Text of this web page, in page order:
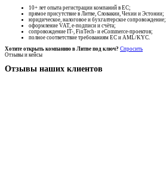
10+ лет опыта регистрации компаний в ЕС;
прямое присутствие в Литве, Словакии, Чехии и Эстонии;
юридическое, налоговое и бухгалтерское сопровождение;
оформление VAT, e-подписи и счёта;
сопровождение IT-, FinTech- и eCommerce-проектов;
полное соответствие требованиям ЕС и AML/KYC.
Хотите открыть компанию в Литве под ключ? Спросить
Отзывы и кейсы
Отзывы наших клиентов